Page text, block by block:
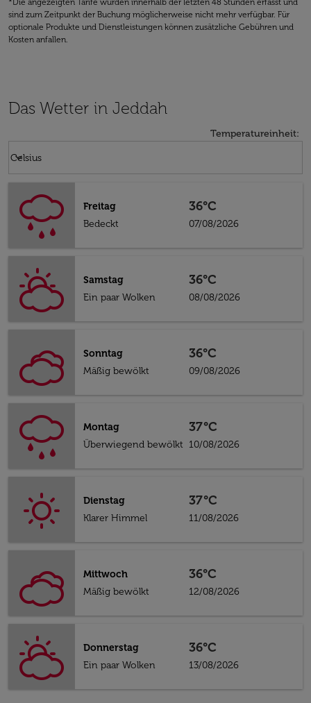
*Die angezeigten Tarife wurden innerhalb der letzten 48 Stunden erfasst und
sind zum Zeitpunkt der Buchung möglicherweise nicht mehr verfügbar. Für
optionale Produkte und Dienstleistungen können zusätzliche Gebühren und
Kosten anfallen.
Das Wetter in Jeddah
Temperatureinheit:
Celsius
keyboard_arrow_down
Freitag
Bedeckt
36°C
07/08/2026
Samstag
Ein paar Wolken
36°C
08/08/2026
Sonntag
Mäßig bewölkt
36°C
09/08/2026
Montag
Überwiegend bewölkt
37°C
10/08/2026
Dienstag
Klarer Himmel
37°C
11/08/2026
Mittwoch
Mäßig bewölkt
36°C
12/08/2026
Donnerstag
Ein paar Wolken
36°C
13/08/2026